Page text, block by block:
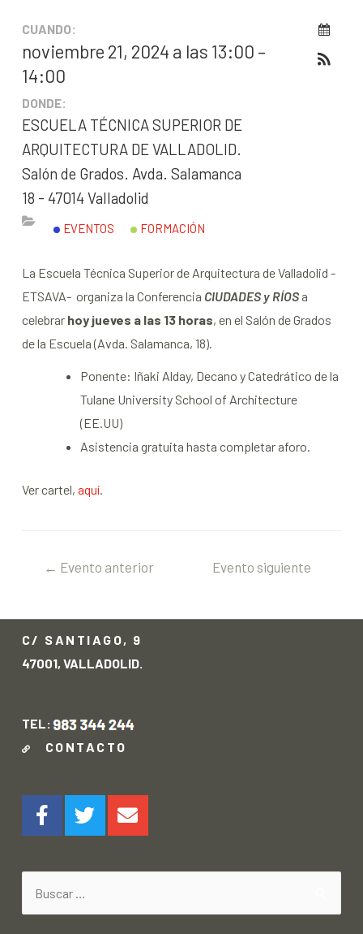
CUANDO:
noviembre 21, 2024 a las 13:00 –
14:00
DONDE:
ESCUELA TÉCNICA SUPERIOR DE
ARQUITECTURA DE VALLADOLID.
Salón de Grados. Avda. Salamanca
18 - 47014 Valladolid
EVENTOS FORMACIÓN
La Escuela Técnica Superior de Arquitectura de Valladolid -
ETSAVA- organiza la Conferencia CIUDADES y RÍOSa
celebrar hoy jueves a las 13 horas, en el Salón de Grados
de la Escuela (Avda. Salamanca, 18).
Ponente: Iñaki Alday, Decano y Catedrático de la
Tulane University School of Architecture
(EE.UU)
Asistencia gratuita hasta completar aforo.
Ver cartel, aquí.
← Evento anterior
Evento siguiente
C/ SANTIAGO, 9
47001, VALLADOLID.
TEL:
CONTACTO